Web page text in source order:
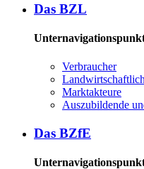
Das BZL
Ver­brau­cher
Mark­tak­teu­re
Aus­zu­bil­den­de
Das BZ­fE